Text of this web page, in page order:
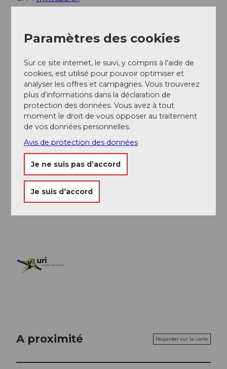
Uri Tourismus AG
Organisation
Uri Tourismus
Conseil de l'auteur
Auberges de montagne et restaurants :
Auberge de montagne Eggberge Tél : +41 (0)41 870
28 66
Auberge de montagne Oberaxen Tél : +41 (0)41 870
93 12
A proximité Regarder sur la carte
Paramètres des cookies
Sur ce site internet, le suivi, y compris à l’aide de
cookies, est utilisé pour pouvoir optimiser et
analyser les offres et campagnes. Vous trouverez
plus d’informations dans la déclaration de
protection des données. Vous avez à tout
moment le droit de vous opposer au traitement
de vos données personnelles.
Avis de protection des données
Je ne suis pas d’accord
Je suis d’accord